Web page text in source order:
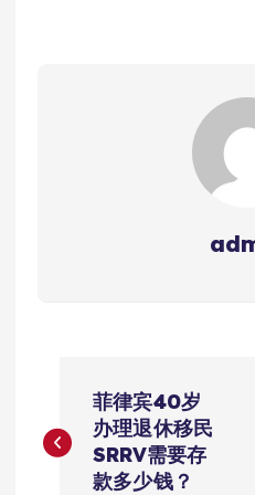
章
菲律宾40岁
办理退休移民
SRRV需要存
款多少钱？